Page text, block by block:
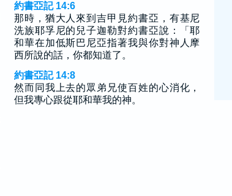
約書亞記 14:6
那時，猶大人來到吉甲見約書亞，有基尼
洗族耶孚尼的兒子迦勒對約書亞說：「耶
和華在加低斯巴尼亞指著我與你對神人摩
西所說的話，你都知道了。
約書亞記 14:8
然而同我上去的眾弟兄使百姓的心消化，
但我專心跟從耶和華我的神。